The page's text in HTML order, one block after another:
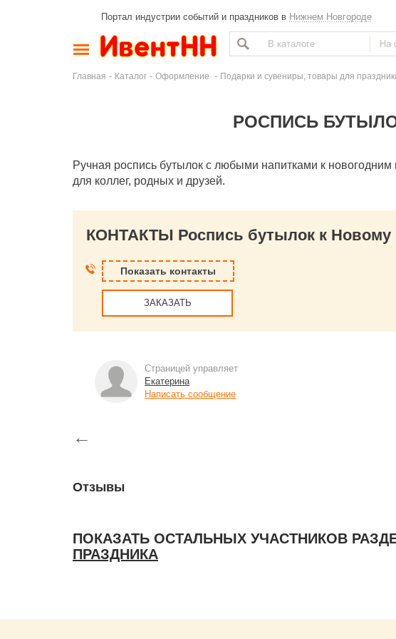
Портал индустрии событий и праздников в Нижнем Новгороде
Главная - Каталог - Оформление - Подарки и сувениры, товары для
РОСПИСЬ
Ручная роспись бутылок с любыми напитками к
для коллег, родных и друзей.
КОНТАКТЫ Роспись бутылок к Новому
Показать контакты
ЗАКАЗАТЬ
Страницей управляет
Екатерина
Написать сообщение
←
Отзывы
ПОКАЗАТЬ ОСТАЛЬНЫХ УЧАСТНИКОВ
ПРАЗДНИКА